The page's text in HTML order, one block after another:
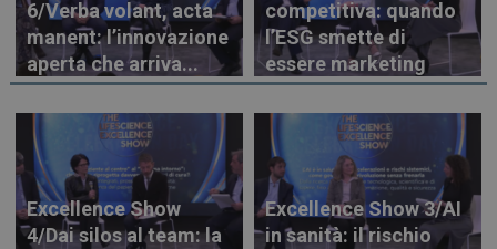
6/Verba volant, acta
manent: l’innovazione
aperta che arriva...
competitiva: quando
l’ESG smette di
essere marketing
Excellence Show
4/Dai silos al team: la
Excellence Show 3/AI
in sanità: il rischio